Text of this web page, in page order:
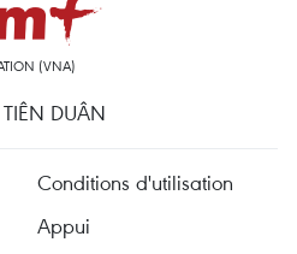
(VNA)
DUÂN
Conditions d'utilisation
Appui